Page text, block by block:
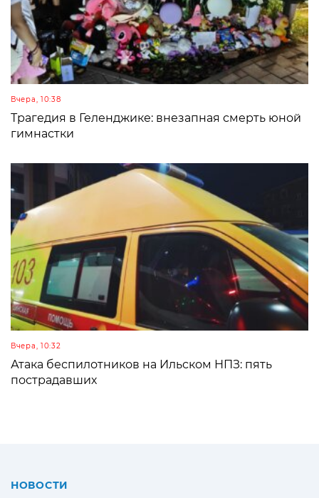
Вчера, 10:38
Трагедия в Геленджике: внезапная смерть юной
гимнастки
Вчера, 10:32
Атака беспилотников на Ильском НПЗ: пять
пострадавших
НОВОСТИ